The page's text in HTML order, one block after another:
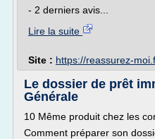
- 2 derniers avis...
Lire la suite
Site : https://reassurez-
Le dossier de prêt
Générale
10 Même produit chez les
Comment préparer son